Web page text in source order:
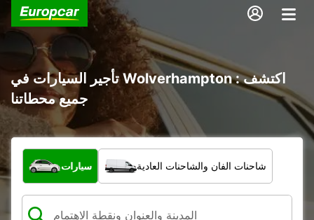
تأجير السيارات في Wolverhampton : اكتشف
جميع محطاتنا
ما نوع المركبة؟
سيارات شاحنات الفان والشاحنات العادية